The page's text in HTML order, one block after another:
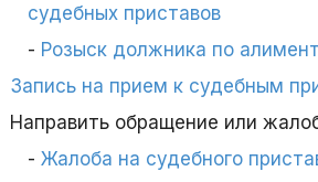
судебных приставов
Розыск должника по
Запись на прием к судебным
Направить обращение или
Жалоба на судебного